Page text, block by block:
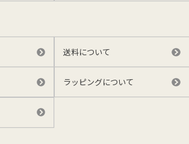
送料について
ラッピングについて